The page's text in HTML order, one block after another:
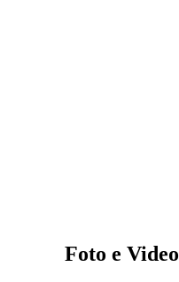
Foto e Video